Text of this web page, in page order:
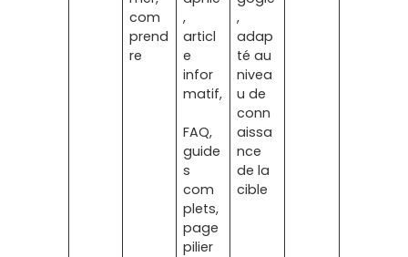
com
prend
re
,
articl
e
infor
matif,
FAQ,
guide
s
com
plets,
page
pilier
,
adap
té au
nivea
u de
conn
aissa
nce
de la
cible